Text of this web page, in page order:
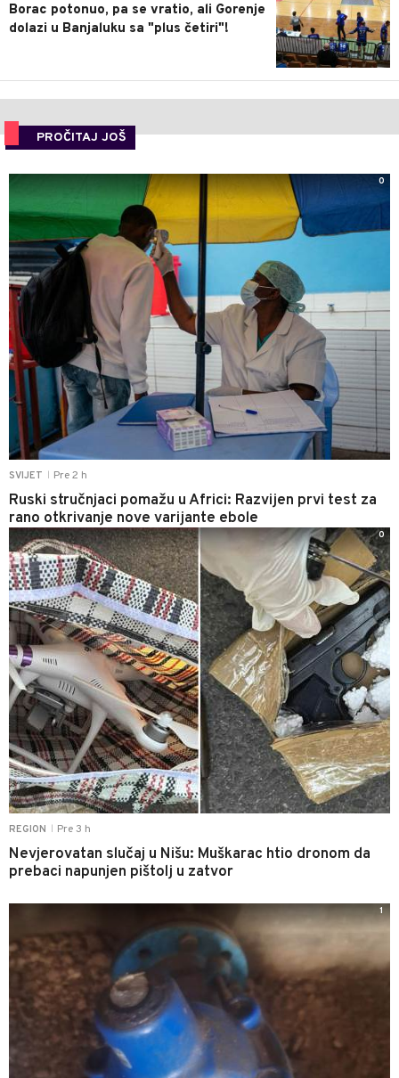
Borac potonuo, pa se vratio, ali Gorenje
dolazi u Banjaluku sa "plus četiri"!
PROČITAJ JOŠ
SVIJET Pre 2 h
Ruski stručnjaci pomažu u Africi: Razvijen prvi test za
rano otkrivanje nove varijante ebole
0
REGION Pre 3 h
Nevjerovatan slučaj u Nišu: Muškarac htio dronom da
prebaci napunjen pištolj u zatvor
0
1